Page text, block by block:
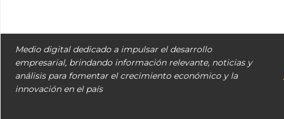
Medio digital dedicado a impulsar el desarrollo
empresarial, brindando información relevante, noticias y
análisis para fomentar el crecimiento económico y la
innovación en el país